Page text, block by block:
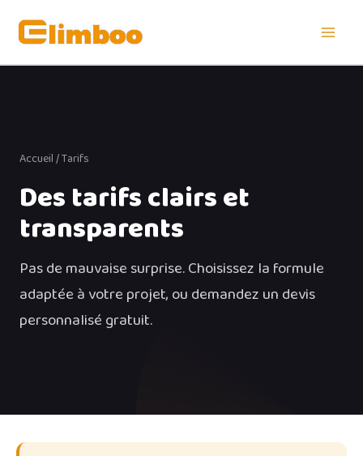
Accueil/ Tarifs
Des tarifs clairs et
transparents
Pas de mauvaise surprise. Choisissez la formule
adaptée à votre projet, ou demandez un devis
personnalisé gratuit.